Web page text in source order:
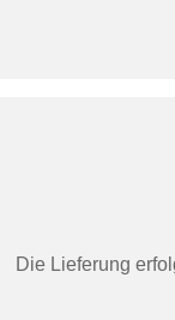
Die Lieferung